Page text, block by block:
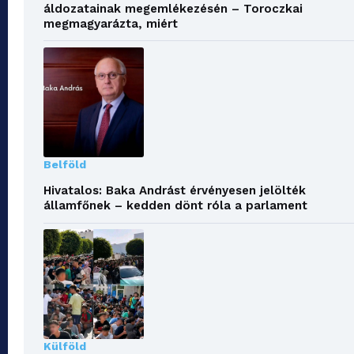
áldozatainak megemlékezésén – Toroczkai
megmagyarázta, miért
Belföld
Hivatalos: Baka Andrást érvényesen jelölték
államfőnek – kedden dönt róla a parlament
Külföld